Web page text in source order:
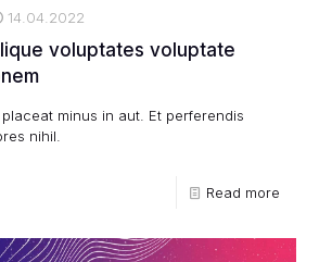
14.04.2022
voluptates voluptate
minus in aut. Et perferendis
nihil.
Read more